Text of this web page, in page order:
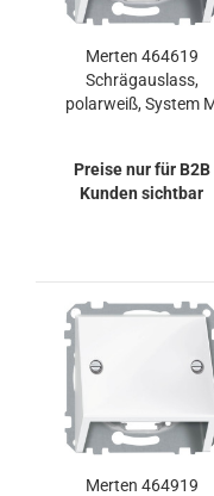
Merten 464619
Schrägauslass,
polarweiß, System
Preise nur für B2B
Kunden sichtbar
Merten 464919